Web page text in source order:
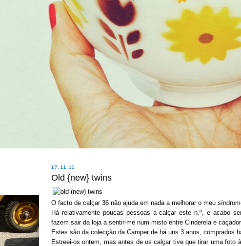
17.11.11
Old {new} twins
O facto de calçar 36 não ajuda em nada a melhorar o meu
Há relativamente poucas pessoas a calçar este n.º, e acabo
fazem sair da loja a sentir-me num misto entre Cinderela e
Estes são da colecção da Camper de há uns 3 anos, comprados
Estreei-os ontem, mas antes de os calçar tive que tirar uma foto